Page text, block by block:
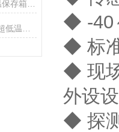
◆ -40
◆ 标
◆ 现
外设
◆ 探